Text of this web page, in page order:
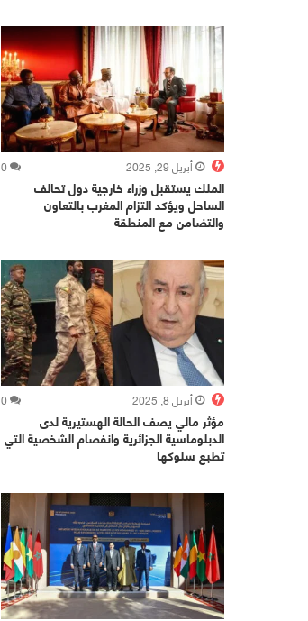
أبريل 29, 2025 0
الملك يستقبل وزراء خارجية دول تحالف
الساحل ويؤكد التزام المغرب بالتعاون
والتضامن مع المنطقة
أبريل 8, 2025 0
مؤثر مالي يصف الحالة الهستيرية لدى
الدبلوماسية الجزائرية وانفصام الشخصية التي
تطبع سلوكها